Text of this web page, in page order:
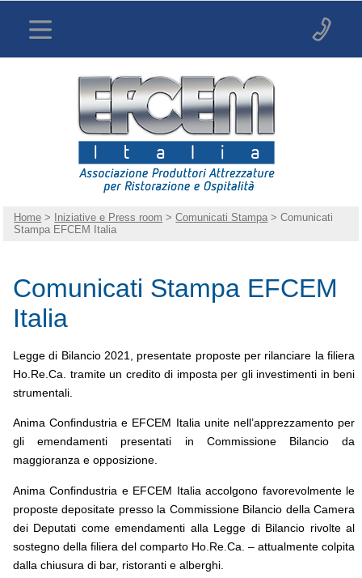
Home > Iniziative e Press room >Comunicati Stampa > Comunicati
Stampa EFCEM Italia
Comunicati Stampa EFCEM
Italia
Legge di Bilancio 2021, presentate proposte per rilanciare la filiera
Ho.Re.Ca. tramite un credito di imposta per gli investimenti in beni
strumentali.
Anima Confindustria e EFCEM Italia unite nell’apprezzamento per
gli emendamenti presentati in Commissione Bilancio da
maggioranza e opposizione.
Anima Confindustria e EFCEM Italia accolgono favorevolmente le
proposte depositate presso la Commissione Bilancio della Camera
dei Deputati come emendamenti alla Legge di Bilancio rivolte al
sostegno della filiera del comparto Ho.Re.Ca. – attualmente colpita
dalla chiusura di bar, ristoranti e alberghi.